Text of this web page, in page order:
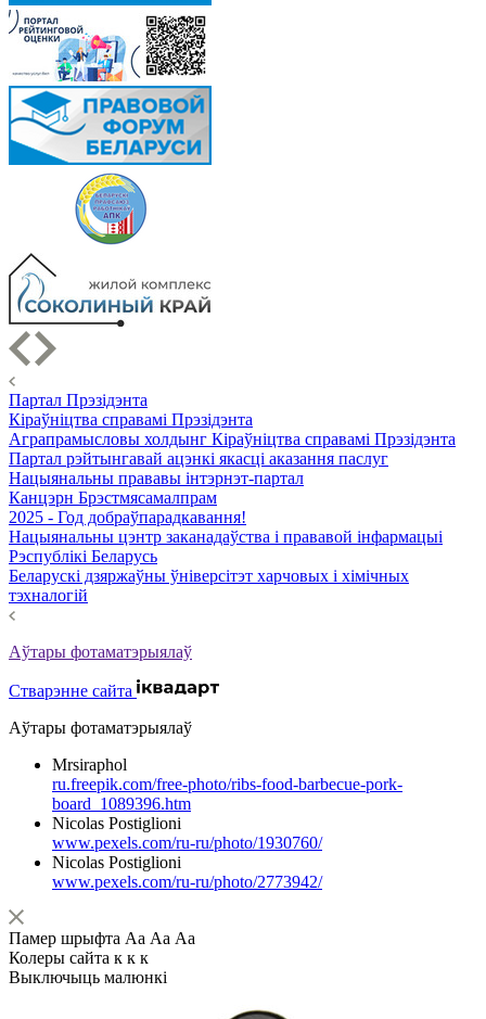
Партал Прэзідэнта
Кіраўніцтва справамі Прэзідэнта
Аграпрамысловы холдынг Кіраўніцтва справамі Прэзідэнта
Партал рэйтынгавай ацэнкі якасці аказання паслуг
Нацыянальны прававы інтэрнэт-партал
Канцэрн Брэстмясамалпрам
2025 - Год добраўпарадкавання!
Нацыянальны цэнтр заканадаўства і прававой інфармацыі
Рэспублікі Беларусь
Беларускі дзяржаўны ўніверсітэт харчовых і хімічных
тэхналогій
Аўтары фотаматэрыялаў
Стварэнне сайта
Аўтары фотаматэрыялаў
Mrsiraphol
ru.freepik.com/free-photo/ribs-food-barbecue-pork-
board_1089396.htm
Nicolas Postiglioni
www.pexels.com/ru-ru/photo/1930760/
Nicolas Postiglioni
www.pexels.com/ru-ru/photo/2773942/
Памер шрыфта Аа Аа Аа
Колеры сайта к к к
Выключыць малюнкі